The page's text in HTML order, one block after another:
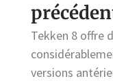
Tekken 8 offre
versions